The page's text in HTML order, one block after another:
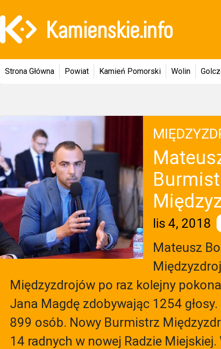
Strona Główna Powiat Kamień Pomorski Wolin
lis 4, 2018
Mateusz
Międzyzdrojów po raz kolejny
Jana Magdę zdobywając 1254
899 osób. Nowy Burmistrz
14 radnych w nowej Radzie Miejskiej.